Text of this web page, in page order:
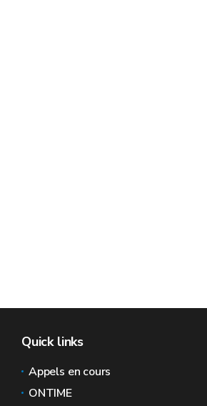
Quick links
Appels en cours
ONTIME